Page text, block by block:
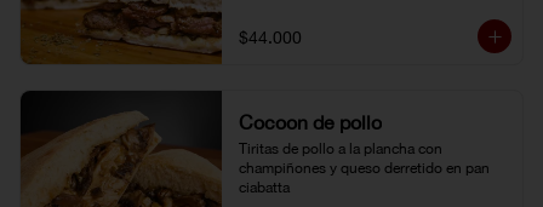
$44.000
Cocoon de pollo
Tiritas de pollo a la plancha con
champiñones y queso derretido en pan
ciabatta